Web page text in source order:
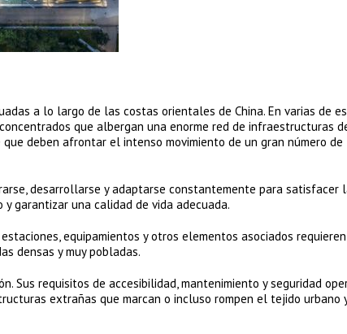
a lo largo de las costas orientales de China. En varias de
que albergan una enorme red de infraestructuras
deben afrontar el intenso movimiento de un gran número de
desarrollarse y adaptarse constantemente para satisfacer
garantizar una calidad de vida adecuada.
equipamientos y otros elementos asociados requieren
densas y muy pobladas.
Sus requisitos de accesibilidad, mantenimiento y seguridad
extrañas que marcan o incluso rompen el tejido urbano